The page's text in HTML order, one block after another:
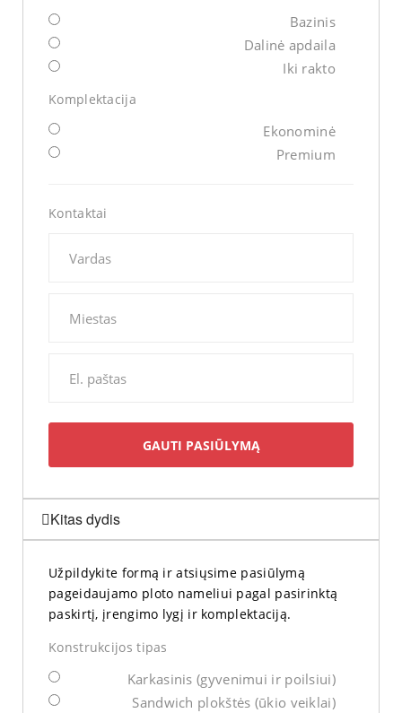
Bazinis
Dalinė apdaila
Iki rakto
Komplektacija
Ekonominė
Premium
Kontaktai
Kitas dydis
Užpildykite formą ir atsiųsime pasiūlymą
pageidaujamo ploto nameliui pagal pasirinktą
paskirtį, įrengimo lygį ir komplektaciją.
Konstrukcijos tipas
Karkasinis (gyvenimui ir poilsiui)
Sandwich plokštės (ūkio veiklai)